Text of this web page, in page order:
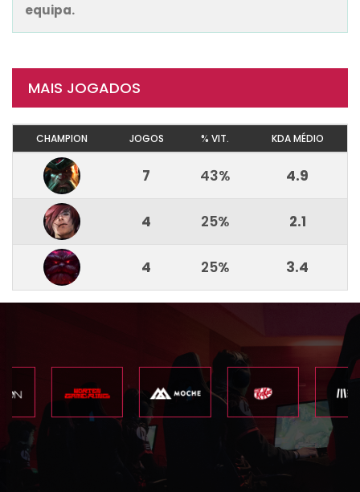
equipa.
MAIS JOGADOS
CHAMPION JOGOS % VIT. KDA MÉDIO
7 43% 4.9
4 25% 2.1
4 25% 3.4